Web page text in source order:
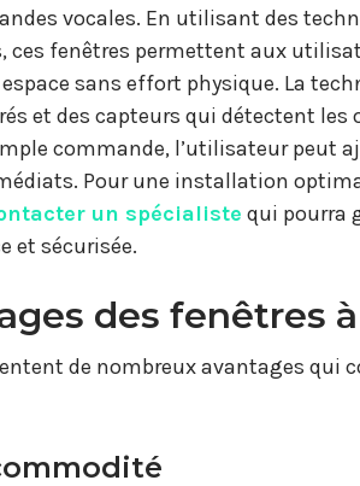
vocales. En utilisant des
fenêtres permettent aux
sans effort physique. La
et des capteurs qui détectent les
commande, l’utilisateur peut
Pour une installation
un spécialiste qui pourra
et sécurisée.
des fenêtres
de nombreux avantages qui